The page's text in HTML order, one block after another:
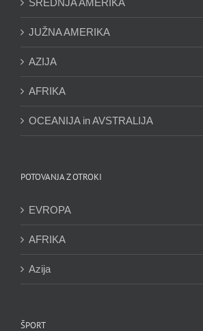
SREDNJA AMERIKA
JUŽNA AMERIKA
AZIJA
AFRIKA
OCEANIJA in AVSTRALIJA
POTOVANJA Z OTROKI
EVROPA
AFRIKA
Azija
ŠPORT